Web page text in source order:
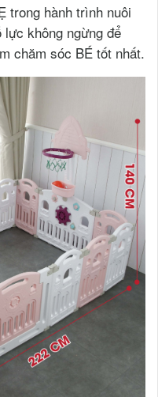
trong hành trình nuôi
không ngừng để
chăm sóc BÉ tốt nhất.